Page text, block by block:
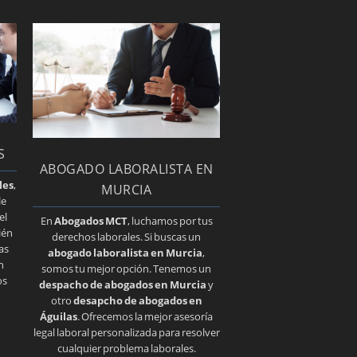
,
ABOGADO LABORALISTA EN
MURCIA
EnAbogados MCT, luchamos por tus
derechos laborales. Si buscas un
abogado laboralista en Murcia,
somos tu mejor opción. Tenemos un
despacho de abogados en Murciay
otrodesapcho de abogados en
Águilas. Ofrecemos la mejor asesoría
legal laboral personalizada para resolver
cualquier problema laborales.